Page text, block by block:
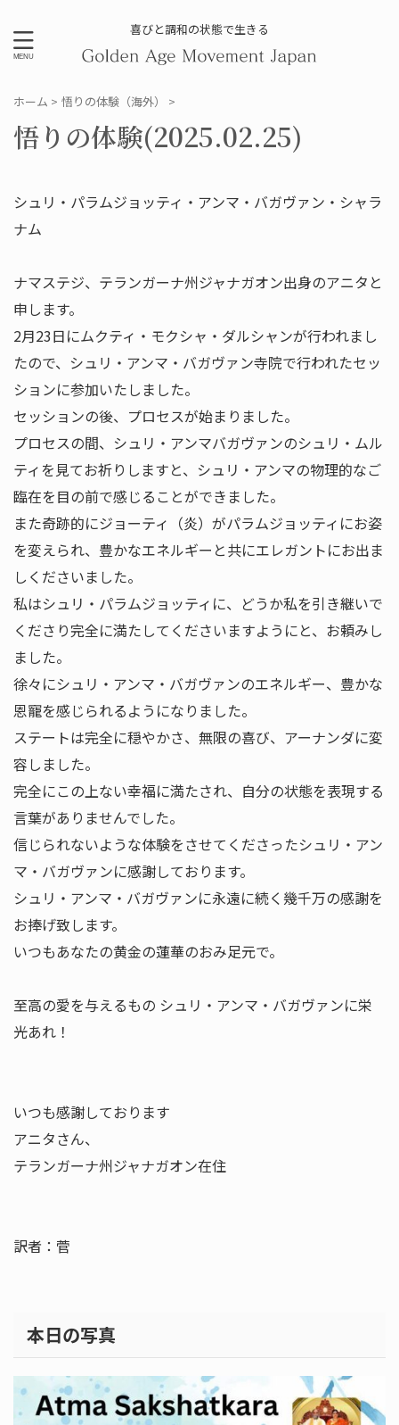
喜びと調和の状態で生きる
ホーム > 悟りの体験（海外） >
悟りの体験(2025.02.25)
シュリ・パラムジョッティ・アンマ・バガヴァン・シャラ
ナム
ナマステジ、テランガーナ州ジャナガオン出身のアニタと
申します。
2月23日にムクティ・モクシャ・ダルシャンが行われまし
たので、シュリ・アンマ・バガヴァン寺院で行われたセッ
ションに参加いたしました。
セッションの後、プロセスが始まりました。
プロセスの間、シュリ・アンマバガヴァンのシュリ・ムル
ティを見てお祈りしますと、シュリ・アンマの物理的なご
臨在を目の前で感じることができました。
また奇跡的にジョーティ（炎）がパラムジョッティにお姿
を変えられ、豊かなエネルギーと共にエレガントにお出ま
しくださいました。
私はシュリ・パラムジョッティに、どうか私を引き継いで
くださり完全に満たしてくださいますようにと、お頼みし
ました。
徐々にシュリ・アンマ・バガヴァンのエネルギー、豊かな
恩寵を感じられるようになりました。
ステートは完全に穏やかさ、無限の喜び、アーナンダに変
容しました。
完全にこの上ない幸福に満たされ、自分の状態を表現する
言葉がありませんでした。
信じられないような体験をさせてくださったシュリ・アン
マ・バガヴァンに感謝しております。
シュリ・アンマ・バガヴァンに永遠に続く幾千万の感謝を
お捧げ致します。
いつもあなたの黄金の蓮華のおみ足元で。
至高の愛を与えるもの シュリ・アンマ・バガヴァンに栄
光あれ！
いつも感謝しております
アニタさん、
テランガーナ州ジャナガオン在住
訳者：菅
本日の写真